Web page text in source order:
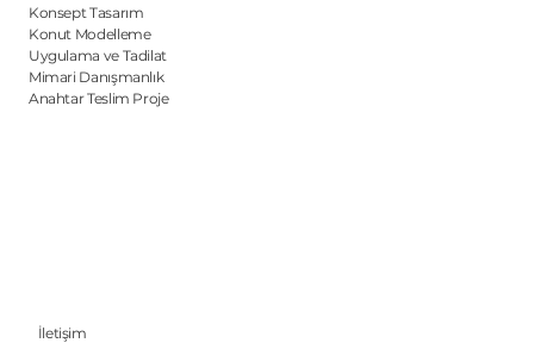
Konsept Tasarım
Konut Modelleme
Uygulama ve Tadilat
Mimari Danışmanlık
Anahtar Teslim Proje
İletişim